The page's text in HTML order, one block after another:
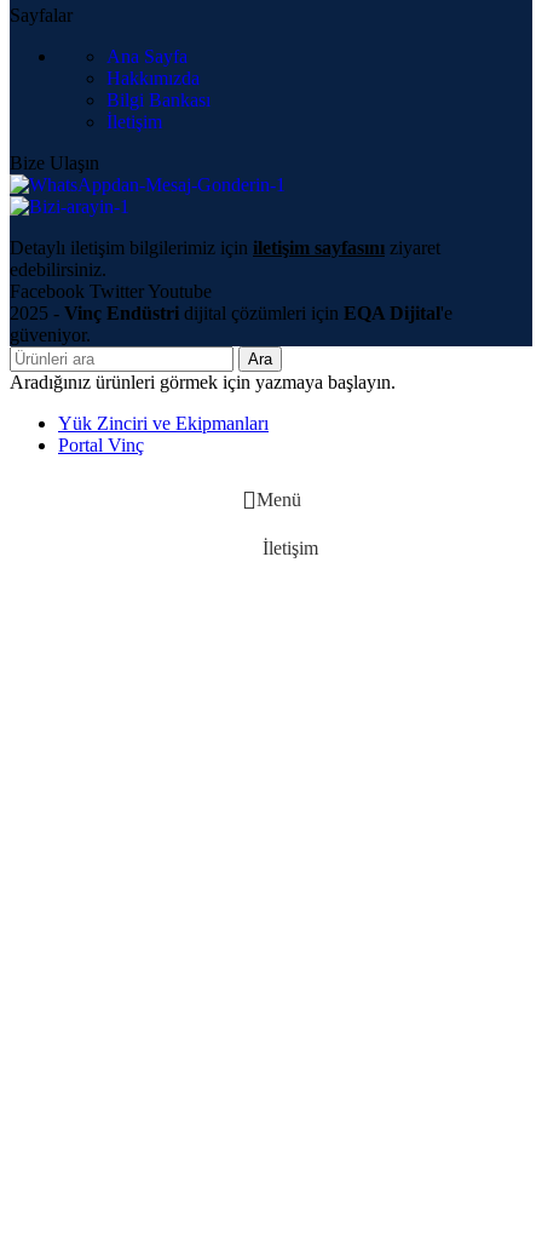
Sayfalar
Ana Sayfa
Hakkımızda
Bilgi Bankası
İletişim
Bize Ulaşın
Detaylı iletişim bilgilerimiz için iletişim sayfasını ziyaret
edebilirsiniz.
Facebook TwitterYoutube
2025 - Vinç Endüstri dijital çözümleri için EQA Dijital'e
güveniyor.
Ara
Aradığınız ürünleri görmek için yazmaya başlayın.
Yük Zinciri ve Ekipmanları
Portal Vinç
Menü
İletişim